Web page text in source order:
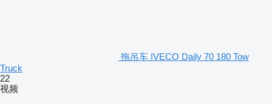
拖吊车 IVECO Daily 70 180 Tow
Truck
22
视频